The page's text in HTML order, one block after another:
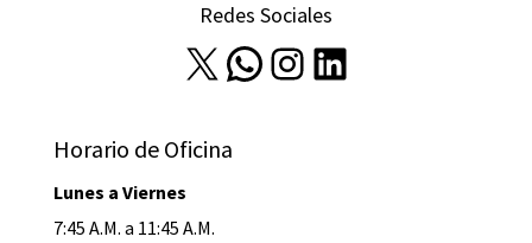
Redes Sociales
X WhatsApp Instagram LinkedIn
Horario de Oficina
Lunes a Viernes
7:45 A.M. a 11:45 A.M.